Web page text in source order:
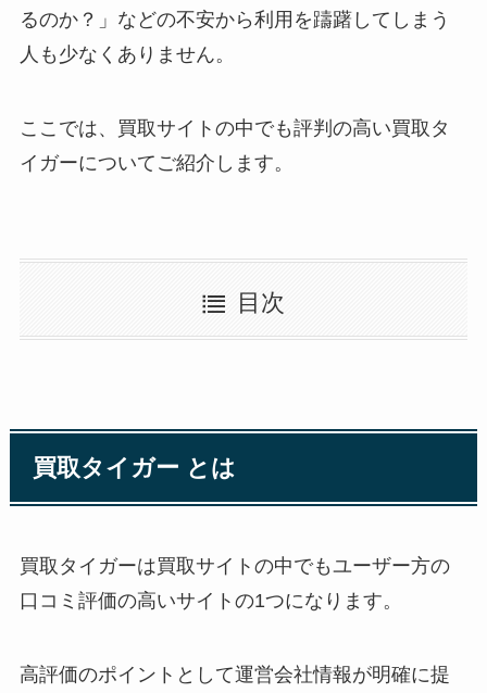
るのか？」などの不安から利用を躊躇してしまう
人も少なくありません。
ここでは、買取サイトの中でも評判の高い買取タ
イガーについてご紹介します。
目次
買取タイガー とは
買取タイガーは買取サイトの中でもユーザー方の
口コミ評価の高いサイトの1つになります。
高評価のポイントとして運営会社情報が明確に提